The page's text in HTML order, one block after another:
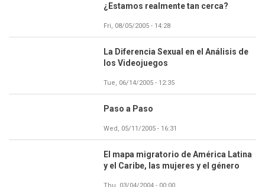
¿Estamos realmente tan cerca?
Fri, 08/05/2005 - 14:28
La Diferencia Sexual en el Análisis de
los Videojuegos
Tue, 06/14/2005 - 12:35
Paso a Paso
Wed, 05/11/2005 - 16:31
El mapa migratorio de América Latina
y el Caribe, las mujeres y el género